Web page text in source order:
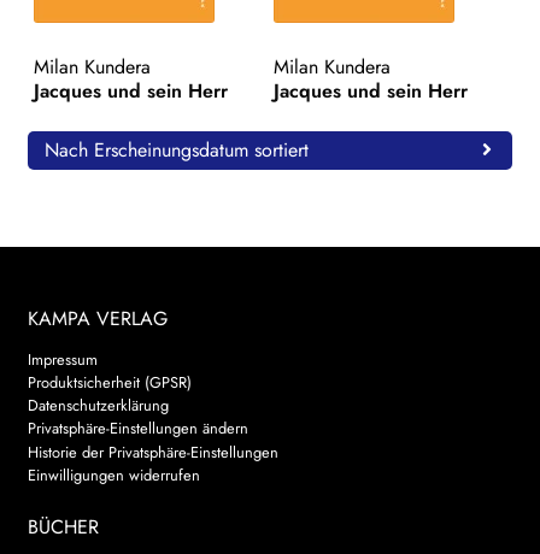
Search:
Milan Kundera
Jacques und sein Herr
Milan Kundera
Jacques und sein Herr
Nach Erscheinungsdatum sortiert
KAMPA VERLAG
Impressum
Produktsicherheit (GPSR)
Datenschutzerklärung
Privatsphäre-Einstellungen ändern
Historie der Privatsphäre-Einstellungen
Einwilligungen widerrufen
BÜCHER